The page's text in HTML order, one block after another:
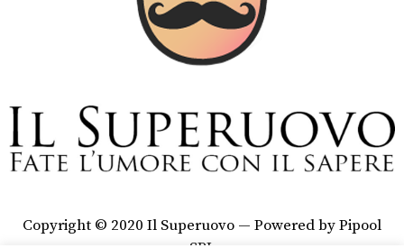
Copyright © 2020 Il Superuovo — Powered by Pipool